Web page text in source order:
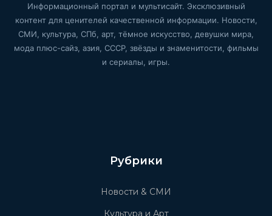
Информационный портал и мультисайт. Эксклюзивный
контент для ценителей качественной информации. Новости,
СМИ, культура, СПб, арт, тёмное искусство, девушки мира,
мода плюс-сайз, азия, СССР, звёзды и знаменитости, фильмы
и сериалы, игры.
Рубрики
Новости & СМИ
Культура и Арт